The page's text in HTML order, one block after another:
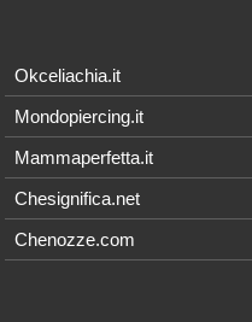
Okceliachia.it
Mondopiercing.it
Mammaperfetta.it
Chesignifica.net
Chenozze.com